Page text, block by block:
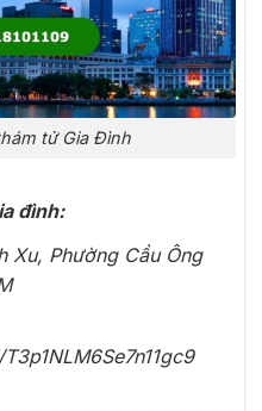
tử Gia Đình
đình:
Xu, Phường Cầu Ông